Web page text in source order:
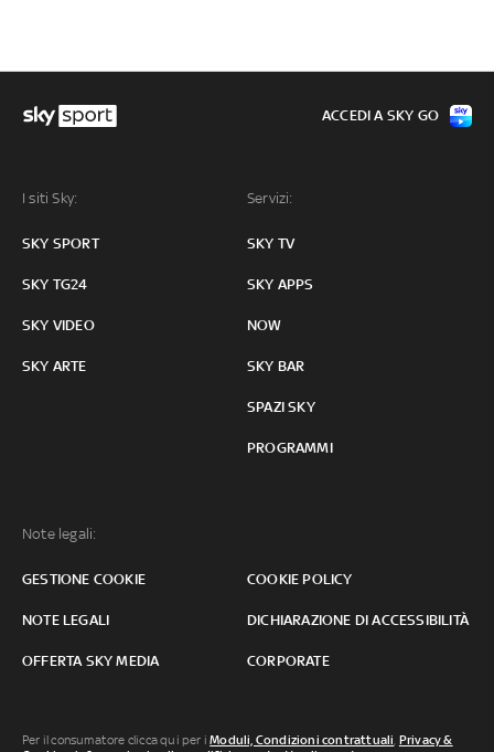
I siti Sky:
SKY SPORT
SKY TG24
SKY VIDEO
SKY ARTE
Servizi:
SKY TV
SKY APPS
NOW
SKY BAR
SPAZI SKY
PROGRAMMI
Note legali:
GESTIONE COOKIE COOKIE POLICY
NOTE LEGALI DICHIARAZIONE DI ACCESSIBILITÀ
OFFERTA SKY MEDIA CORPORATE
ACCEDI A SKY GO
Per il consumatore clicca qui per iModuli, Condizioni contrattuali, Privacy &